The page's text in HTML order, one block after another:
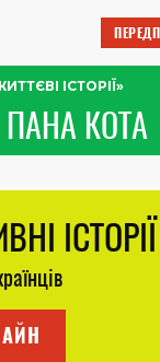
ІСТОРІЇ»
ПАНА КОТА